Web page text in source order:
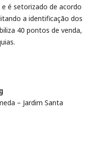
é setorizado de acordo
a identificação dos
40 pontos de venda,
– Jardim Santa